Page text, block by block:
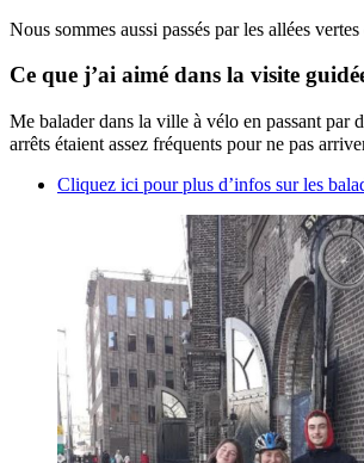
Nous sommes aussi passés par les allées vertes
Ce que j’ai aimé dans la visite
Me balader dans la ville à vélo en passant par
arrêts étaient assez fréquents pour ne pas
Cliquez ici pour plus d’infos sur les